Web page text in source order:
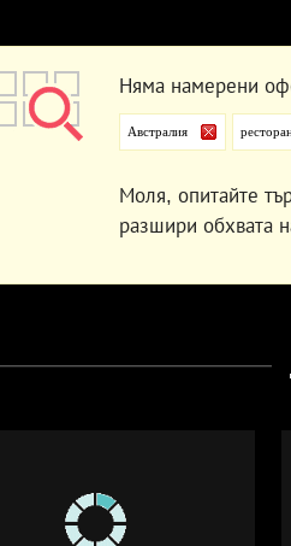
Няма намерени
Австралия
Моля, опитайте
разшири обхвата